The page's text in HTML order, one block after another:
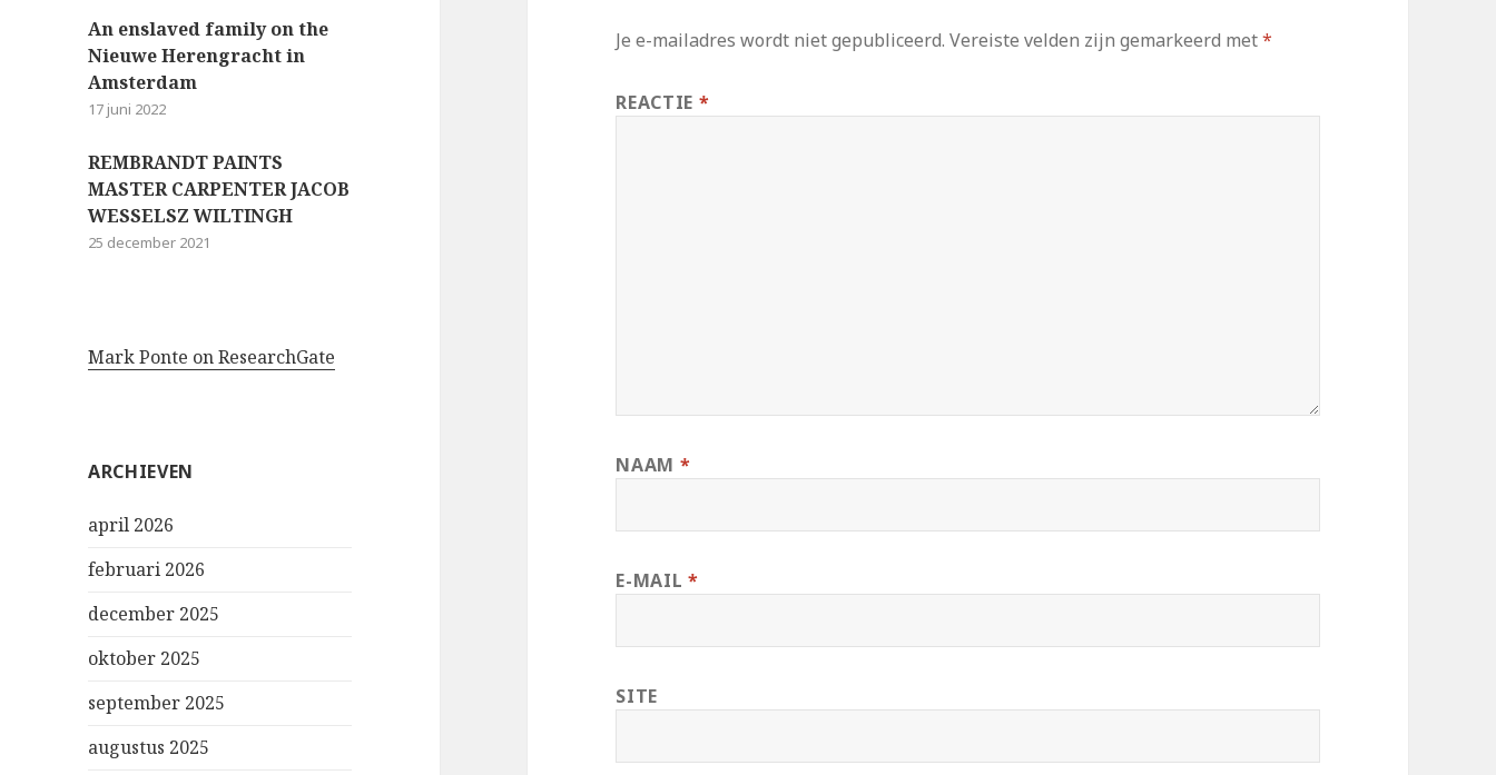
An enslaved family on the
Nieuwe Herengracht in
Amsterdam
17 juni 2022
REMBRANDT PAINTS
MASTER CARPENTER JACOB
WESSELSZ WILTINGH
25 december 2021
Mark Ponte on ResearchGate
ARCHIEVEN
april 2026
februari 2026
december 2025
oktober 2025
september 2025
augustus 2025
Je e-mailadres wordt niet gepubliceerd. Vereiste velden zijn gemarkeerd met*
REACTIE *
NAAM *
E-MAIL *
SITE